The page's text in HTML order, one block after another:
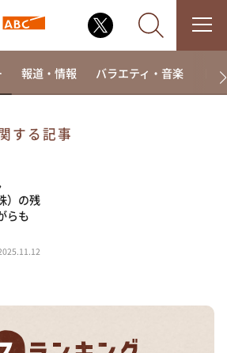
けど・・・
）
報道・情報 バラエティ・音楽 ド
する記事
）の残
らも